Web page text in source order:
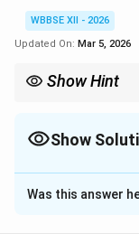
WBBSE XII - 2026
Updated On: Mar 5, 2026
Show Hint
Show
Solution and
Mitosis
Was this answer